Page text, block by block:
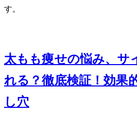
す。
太もも痩せの悩み、サ
れる？徹底検証！効果
し穴